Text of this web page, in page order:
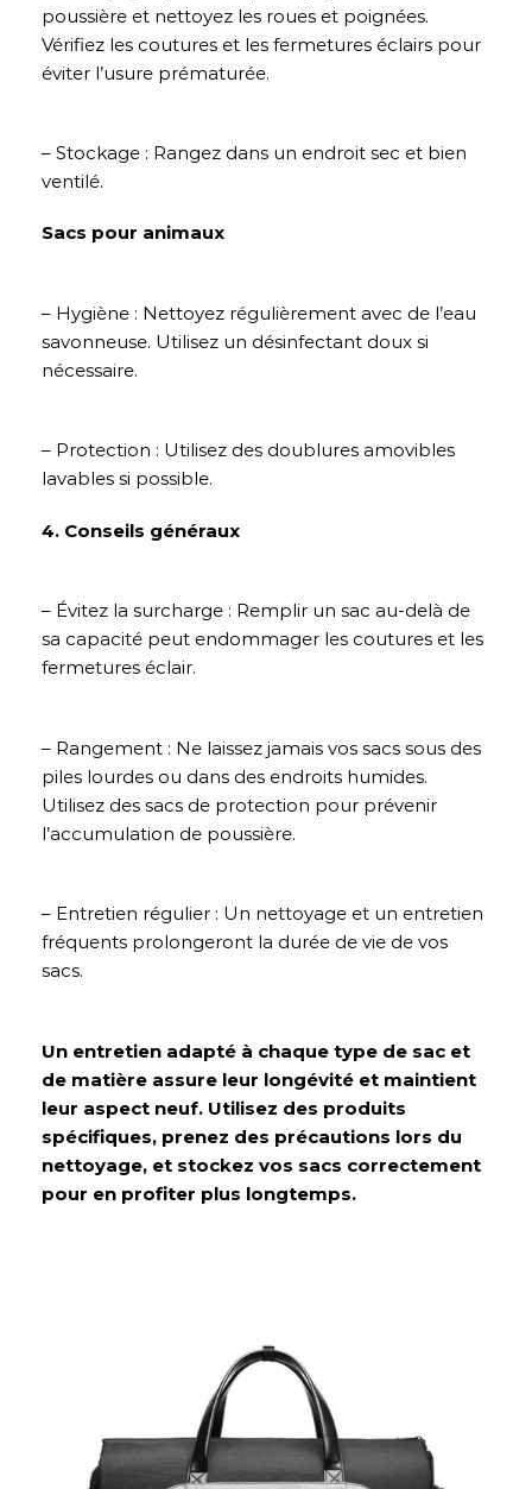
poussière et nettoyez les roues et poignées.
Vérifiez les coutures et les fermetures éclairs pour
éviter l’usure prématurée.
– Stockage : Rangez dans un endroit sec et bien
ventilé.
Sacs pour animaux
– Hygiène : Nettoyez régulièrement avec de l’eau
savonneuse. Utilisez un désinfectant doux si
nécessaire.
– Protection : Utilisez des doublures amovibles
lavables si possible.
4. Conseils généraux
– Évitez la surcharge : Remplir un sac au-delà de
sa capacité peut endommager les coutures et les
fermetures éclair.
– Rangement : Ne laissez jamais vos sacs sous des
piles lourdes ou dans des endroits humides.
Utilisez des sacs de protection pour prévenir
l’accumulation de poussière.
– Entretien régulier : Un nettoyage et un entretien
fréquents prolongeront la durée de vie de vos
sacs.
Un entretien adapté à chaque type de sac et
de matière assure leur longévité et maintient
leur aspect neuf. Utilisez des produits
spécifiques, prenez des précautions lors du
nettoyage, et stockez vos sacs correctement
pour en profiter plus longtemps.